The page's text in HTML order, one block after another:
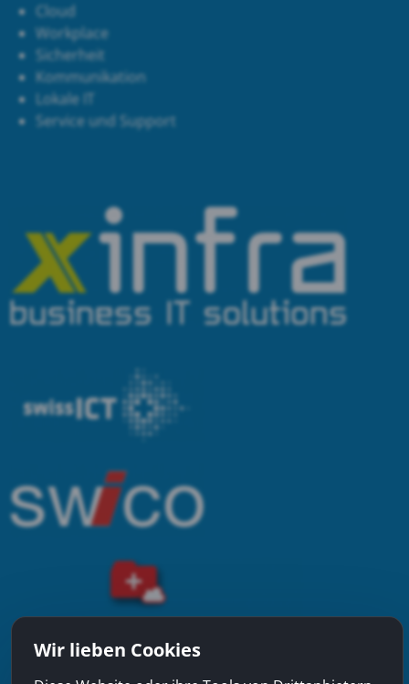
Cloud
Workplace
Sicherheit
Kommunikation
Lokale IT
Service und Support
Wir lieben Cookies